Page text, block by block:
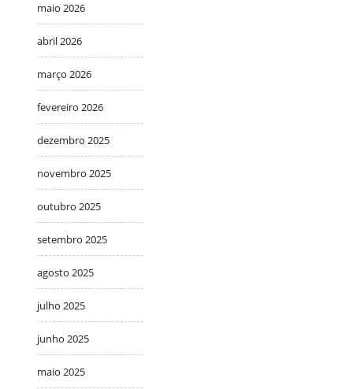
maio 2026
abril 2026
março 2026
fevereiro 2026
dezembro 2025
novembro 2025
outubro 2025
setembro 2025
agosto 2025
julho 2025
junho 2025
maio 2025